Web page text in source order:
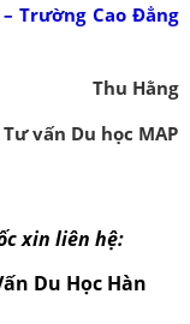
Trường Cao Đẳng
Thu Hằng
Tư vấn Du học MAP
xin liên hệ:
Du Học Hàn